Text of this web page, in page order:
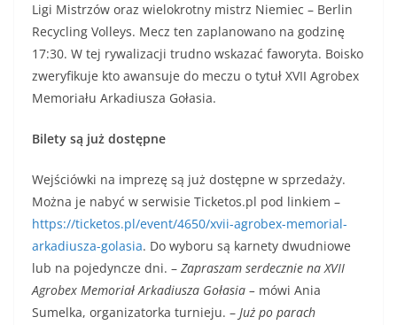
Ligi Mistrzów oraz wielokrotny mistrz Niemiec – Berlin
Recycling Volleys. Mecz ten zaplanowano na godzinę
17:30. W tej rywalizacji trudno wskazać faworyta. Boisko
zweryfikuje kto awansuje do meczu o tytuł XVII Agrobex
Memoriału Arkadiusza Gołasia.
Bilety są już dostępne
Wejściówki na imprezę są już dostępne w sprzedaży.
Można je nabyć w serwisie Ticketos.pl pod linkiem –
https://ticketos.pl/event/4650/xvii-agrobex-memorial-
arkadiusza-golasia. Do wyboru są karnety dwudniowe
lub na pojedyncze dni. – Zapraszam serdecznie na XVII
Agrobex Memoriał Arkadiusza Gołasia – mówi Ania
Sumelka, organizatorka turnieju. – Już po parach